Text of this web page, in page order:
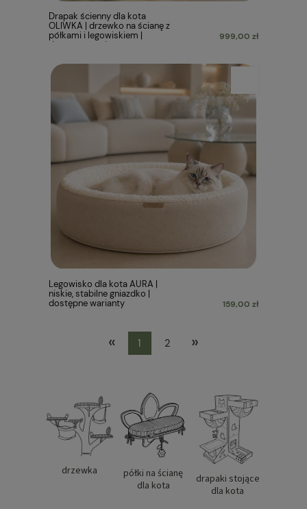
Drapak ścienny dla kota
OLIWKA | drzewko na ścianę z
półkami i legowiskiem |
dostępne warianty
999,00 zł
Legowisko dla kota AURA |
niskie, stabilne gniazdko |
dostępne warianty
159,00 zł
« 1 2 »
drzewka
półki na ścianę
dla kota
drapaki stojące
dla kota